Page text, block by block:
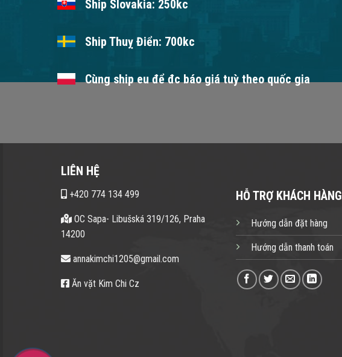
Ship Slovakia: 250kc
Ship Thuỵ Điển: 700kc
Cùng ship eu để đc báo giá tuỳ theo quốc gia
LIÊN HỆ
+420 774 134 499
OC Sapa- Libušská 319/126, Praha
14200
annakimchi1205@gmail.com
Ăn vặt Kim Chi Cz
HỖ TRỢ KHÁCH HÀNG
Hướng dẫn đặt hàng
Hướng dẫn thanh toán